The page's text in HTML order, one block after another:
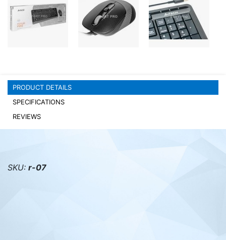
PC components
PRODUCT DETAILS
SPECIFICATIONS
REVIEWS
SKU: r-07